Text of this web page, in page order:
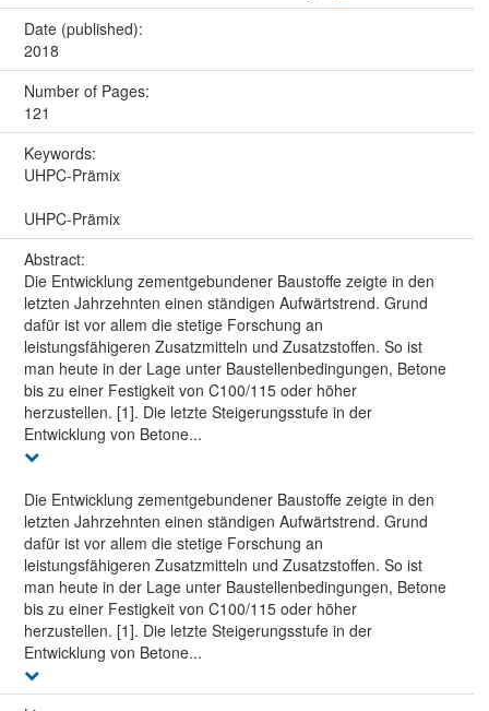
Date (published):
2018
Number of Pages:
121
Keywords:
UHPC-Prämix
UHPC-Prämix
Abstract:
Die Entwicklung zementgebundener Baustoffe zeigte in den
letzten Jahrzehnten einen ständigen Aufwärtstrend. Grund
dafür ist vor allem die stetige Forschung an
leistungsfähigeren Zusatzmitteln und Zusatzstoffen. So ist
man heute in der Lage unter Baustellenbedingungen, Betone
bis zu einer Festigkeit von C100/115 oder höher
herzustellen. [1]. Die letzte Steigerungsstufe in der
Entwicklung von Betone...
Die Entwicklung zementgebundener Baustoffe zeigte in den
letzten Jahrzehnten einen ständigen Aufwärtstrend. Grund
dafür ist vor allem die stetige Forschung an
leistungsfähigeren Zusatzmitteln und Zusatzstoffen. So ist
man heute in der Lage unter Baustellenbedingungen, Betone
bis zu einer Festigkeit von C100/115 oder höher
herzustellen. [1]. Die letzte Steigerungsstufe in der
Entwicklung von Betone...